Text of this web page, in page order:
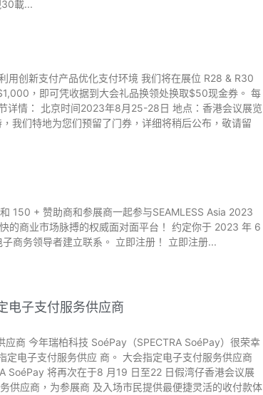
載
用创新支付产品优化支付环境 我们将在展位 R28 & R30
，即可凭收据到大会礼品换领处换取$50现金券。 每
详情： 北京时间2023年8月25-28日 地点：香港会议展览
我们特地为您们预留了门券，详细将稍后公布，敬请留
150 + 赞助商和参展商一起参与SEAMLESS Asia 2023
的商业市场脉搏的权威面对面平台！ 约定你于 2023 年 6
商务领导者建立联系。 立即注册！ 立即注册
电⼦⽀付服务供应商
商 今年瑞柏科技 SoéPay（SPECTRA SoéPay）很荣幸
电⼦⽀付服务供应 商。 ⼤会指定电⼦⽀付服务供应商
SoéPay 将再次在于8 ⽉19 ⽇⾄22 ⽇假湾仔香港会议展
供应商，为参展商 及入场市⺠提供最便捷灵活的收付款体